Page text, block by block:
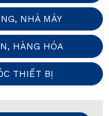
NHÀ MÁY
HÀNG HÓA
THIẾT BỊ